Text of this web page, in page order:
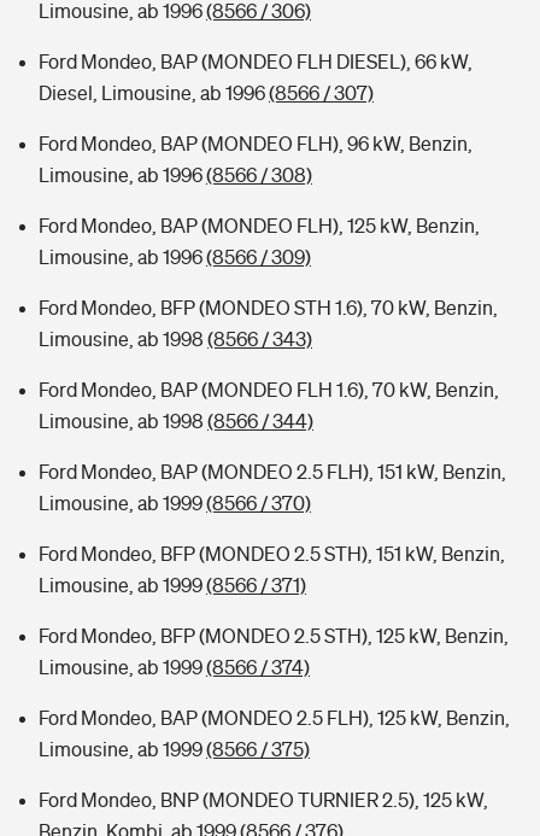
Limousine, ab 1996(8566 / 306)
Ford Mondeo, BAP (MONDEO FLH DIESEL), 66 kW,
Diesel, Limousine, ab 1996(8566 / 307)
Ford Mondeo, BAP (MONDEO FLH), 96 kW, Benzin,
Limousine, ab 1996(8566 / 308)
Ford Mondeo, BAP (MONDEO FLH), 125 kW, Benzin,
Limousine, ab 1996(8566 / 309)
Ford Mondeo, BFP (MONDEO STH 1.6), 70 kW, Benzin,
Limousine, ab 1998 (8566 / 343)
Ford Mondeo, BAP (MONDEO FLH 1.6), 70 kW, Benzin,
Limousine, ab 1998 (8566 / 344)
Ford Mondeo, BAP (MONDEO 2.5 FLH), 151 kW, Benzin,
Limousine, ab 1999(8566 / 370)
Ford Mondeo, BFP (MONDEO 2.5 STH), 151 kW, Benzin,
Limousine, ab 1999(8566 / 371)
Ford Mondeo, BFP (MONDEO 2.5 STH), 125 kW, Benzin,
Limousine, ab 1999(8566 / 374)
Ford Mondeo, BAP (MONDEO 2.5 FLH), 125 kW, Benzin,
Limousine, ab 1999(8566 / 375)
Ford Mondeo, BNP (MONDEO TURNIER 2.5), 125 kW,
Benzin, Kombi, ab 1999(8566 / 376)